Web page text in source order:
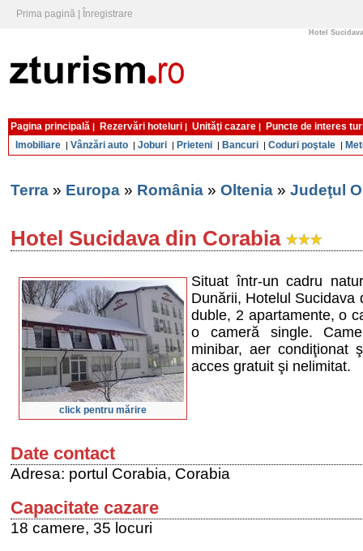
Prima pagină Înregistrare
Hotel
Pagina principală | Rezervări hoteluri | Unităţi cazare |
Puncte de interes
Imobiliare | Vânzări auto | Joburi | Prieteni | Bancuri | Coduri poştale |
Terra » Europa » România » Oltenia » Judeţul
Hotel Sucidava din Corabia
click pentru mărire
Situat într-un cadru
Dunării, Hotelul Sucidava
duble, 2 apartamente, o
o cameră single.
minibar, aer condiţionat
acces gratuit şi nelimitat.
Date contact
Adresa: portul Corabia, Corabia
Capacitate cazare
18 camere, 35 locuri